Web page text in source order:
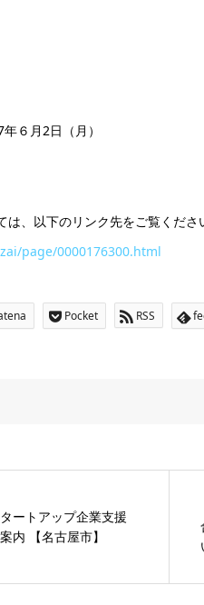
月2日（月）
以下のリンク先をご覧くださ
page/0000176300.html
Pocket RSS
ートアップ企業支援
内 【名古屋市】